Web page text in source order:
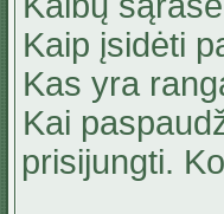
Kaip įsidėti
Kas yra
Kai
prisijungti.